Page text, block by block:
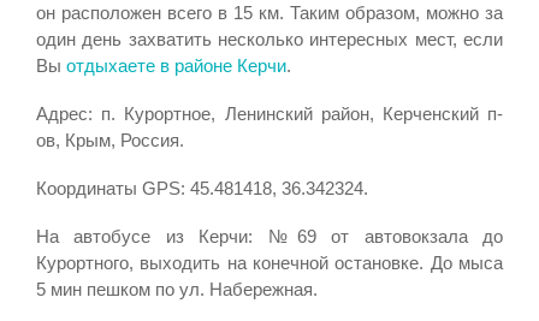
он расположен всего в 15 км. Таким образом, можно за
один день захватить несколько интересных мест, если
Вы отдыхаете в районе Керчи.
Адрес: п. Курортное, Ленинский район, Керченский п-
ов, Крым, Россия.
Координаты GPS: 45.481418, 36.342324.
На автобусе из Керчи: №69 от автовокзала до
Курортного, выходить на конечной остановке. До мыса
5 мин пешком по ул. Набережная.